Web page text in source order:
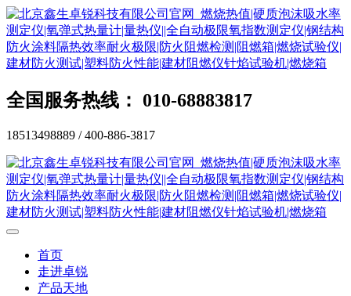
全国服务热线： 010-68883817
18513498889 / 400-886-3817
首页
走进卓锐
产品天地